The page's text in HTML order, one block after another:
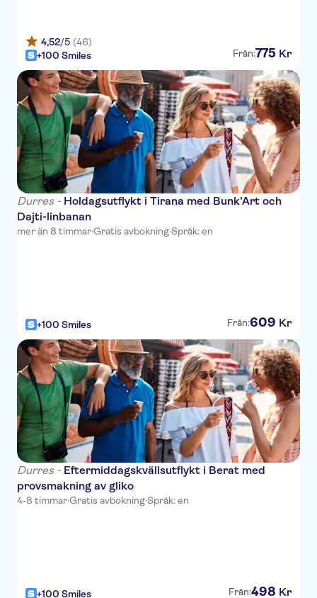
Home Hotel
Hotel Elior
Park Hotel
Nirvana Hotel
Blloku Hotel Tirana
Hotel California
Vila Park Hotel
Theranda Hotel
Living Boutique Hotel
D.O.R.A. Residence
Pandora Residence
Unik Hotel
Elite Palace
Clock Tower
4,52/5 (46)
+100 Smiles
Från:775 Kr
Durres - Holdagsutflykt i Tirana med Bunk’Art och
Dajti-linbanan
mer än 8 timmar·Gratis avbokning·Språk: en
+100 Smiles Från:609 Kr
Durres - Eftermiddagskvällsutflykt i Berat med
provsmakning av gliko
4-8 timmar·Gratis avbokning·Språk: en
+100 Smiles Från:498 Kr